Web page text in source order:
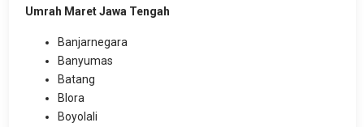
Umrah Maret Jawa Tengah
Banjarnegara
Banyumas
Batang
Blora
Boyolali